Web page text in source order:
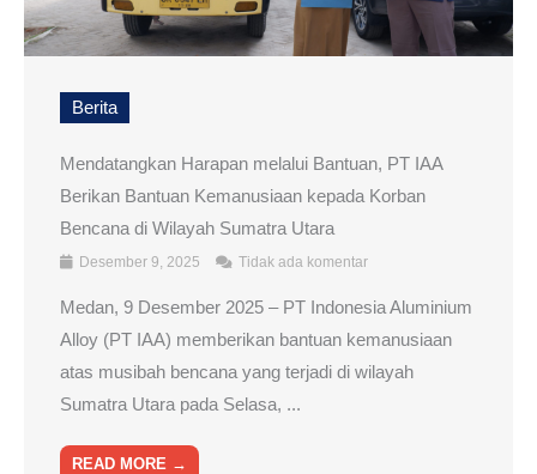
Berita
Mendatangkan Harapan melalui Bantuan, PT IAA
Berikan Bantuan Kemanusiaan kepada Korban
Bencana di Wilayah Sumatra Utara
Desember 9, 2025 Tidak ada komentar
Medan, 9 Desember 2025 – PT Indonesia Aluminium
Alloy (PT IAA) memberikan bantuan kemanusiaan
atas musibah bencana yang terjadi di wilayah
Sumatra Utara pada Selasa, ...
READ MORE →